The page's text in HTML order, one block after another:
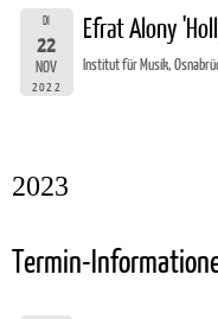
DI
22
NOV
2022
Efrat Alony
Institut für Musik,
2023
Termin-